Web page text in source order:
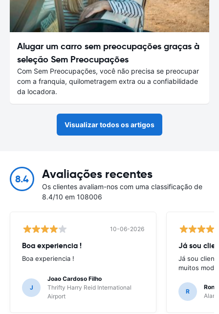
Alugar um carro sem preocupações graças à
seleção Sem Preocupações
Com Sem Preocupações, você não precisa se preocupar
com a franquia, quilometragem extra ou a confiabilidade
da locadora.
Visualizar todos os artigos
8.4 Avaliações recentes
Os clientes avaliam-nos com uma classificação de
8.4/10 em 108006
10-06-2026
Boa experiencia !
Boa experiencia !
J
Joao Cardoso Filho
Thrifty Harry Reid International
Airport
Já sou
Já sou
muitos
R